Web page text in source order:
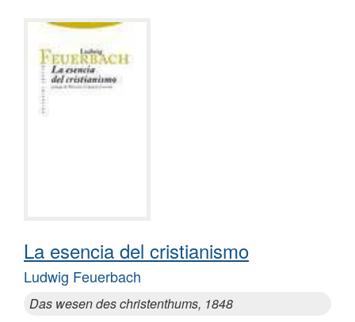
La esencia del cristianismo
Ludwig Feuerbach
Das wesen des christenthums, 1848